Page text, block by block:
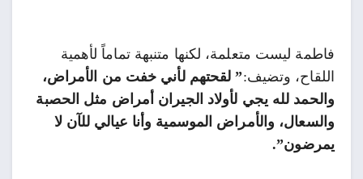
فاطمة ليست متعلمة، لكنها متنبهة تماماً لأهمية
اللقاح، وتضيف:” لقحتهم لأني خفت من الأمراض،
والحمد لله يجي لأولاد الجيران أمراض مثل الحصبة
والسعال، والأمراض الموسمية وأنا عيالي للآن لا
يمرضون”.